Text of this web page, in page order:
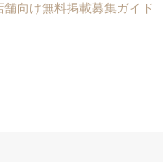
舗向け無料掲載募集ガイド